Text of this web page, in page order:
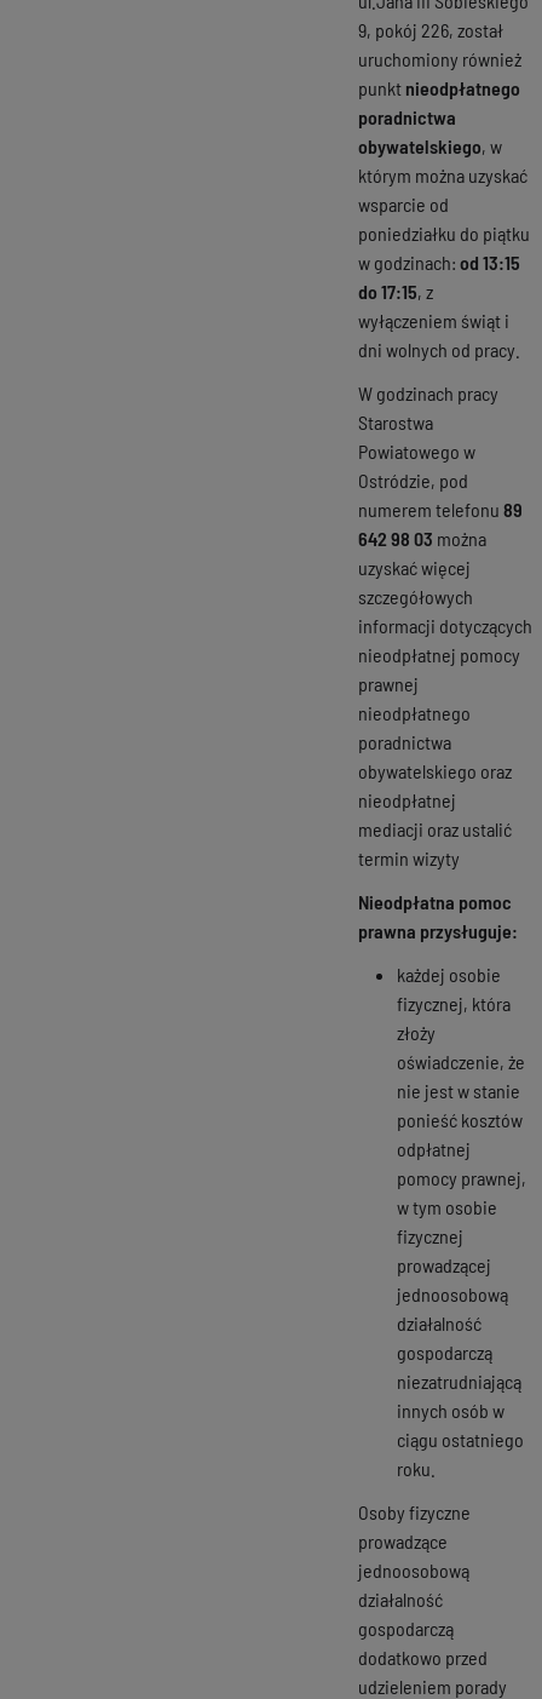
9, pokój 226, został
uruchomiony również
punkt nieodpłatnego
poradnictwa
obywatelskiego, w
którym można uzyskać
wsparcie od
poniedziałku do piątku
w godzinach: od 13:15
do 17:15, z
wyłączeniem świąt i
dni wolnych od pracy.
W godzinach pracy
Starostwa
Powiatowego w
Ostródzie, pod
numerem telefonu 89
642 98 03 można
uzyskać więcej
szczegółowych
informacji dotyczących
nieodpłatnej pomocy
prawnej
nieodpłatnego
poradnictwa
obywatelskiego oraz
nieodpłatnej
mediacji oraz ustalić
termin wizyty
Nieodpłatna pomoc
prawna przysługuje:
każdej osobie
fizycznej, która
złoży
oświadczenie, że
nie jest w stanie
ponieść kosztów
odpłatnej
pomocy prawnej,
w tym osobie
fizycznej
prowadzącej
jednoosobową
działalność
gospodarczą
niezatrudniającą
innych osób w
ciągu ostatniego
roku.
Osoby fizyczne
prowadzące
jednoosobową
działalność
gospodarczą
dodatkowo przed
udzieleniem porady